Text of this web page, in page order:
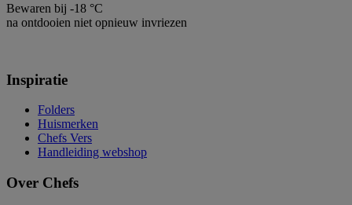
Bewaren bij -18 °C
na ontdooien niet opnieuw invriezen
Inspiratie
Folders
Huismerken
Chefs Vers
Handleiding webshop
Over Chefs